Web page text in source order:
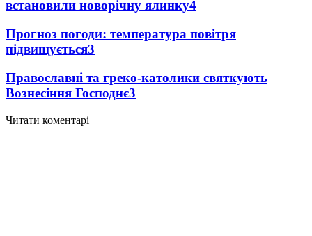
встановили новорічну ялинку4
Прогноз погоди: температура повітря
підвищується3
Православні та греко-католики святкують
Вознесіння Господнє3
Читати коментарі